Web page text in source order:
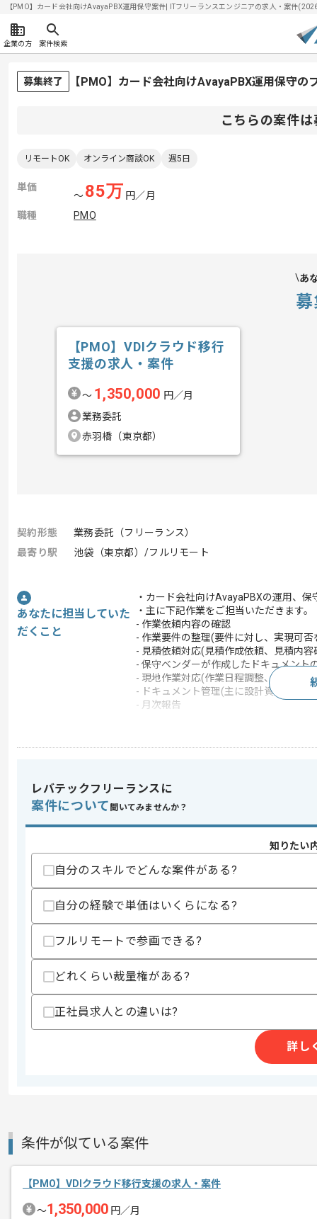
【PMO】カード会社向けAvayaPBX運用保守案件| ITフリーランスエンジニアの求人・案件
企業の方 案件検索
募集終了 【PMO】カード会社向けAvayaPBX運用保守の
こちらの案件
リモートOK オンライン商談OK 週5日
単価
〜85万 円／月
職種
PMO
あ
【PMO】VDIクラウド移行
支援の求人・案件
〜 1,350,000 円／月
業務委託
赤羽橋（東京都）
契約形態
業務委託（フリーランス）
最寄り駅
池袋（東京都）/フルリモート
あなたに担当していた
だくこと
・カード会社向けAvayaPBXの運用、
・主に下記作業をご担当いただきます。
- 作業依頼内容の確認
- 作業要件の整理(要件に対し、実現可否
- 見積依頼対応(見積作成依頼、見積内容
- 保守ベンダーが作成したドキュメント
- 現地作業対応(作業日程調整、作業立
- ドキュメント管理(主に設計資料の管理)
- 月次報告
特徴
スキル
・発着信設定とコールフローの設定経験
・AvayaPBXの設計や構築や運用また
・クライアント要件整理の経験
・ベンダーコントロール経験
歓迎スキル
・マクロや関数を用いたドキュメント
スキルに不安がある方へ
上記に似た経験やスキルをお持ちであれば申
商談回数
レバテックフリーランスに
案件について 聞いてみませんか？
知りたい
自分のスキルでどんな案件がある?
自分の経験で単価はいくらになる?
フルリモートで参画できる?
どれくらい裁量権がある?
正社員求人との違いは?
詳し
条件が似ている案件
【PMO】VDIクラウド移行支援の求人・案件
〜1,350,000 円／月